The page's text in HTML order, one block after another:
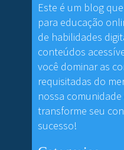
Este é um blog
para educação
de habilidades
conteúdos
você dominar as
requisitadas do
nossa
transforme seu
sucesso!